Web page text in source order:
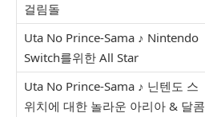
걸림돌
Uta No Prince-Sama ♪ Nintendo
Switch를위한 All Star
Uta No Prince-Sama ♪ 닌텐도 스
위치에 대한 놀라운 아리아 & 달콤